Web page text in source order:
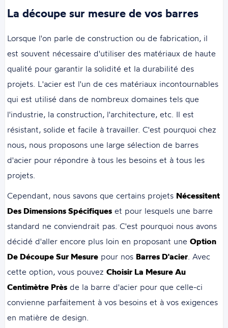
La découpe sur mesure de vos barres
Lorsque l'on parle de construction ou de fabrication, il
est souvent nécessaire d'utiliser des matériaux de haute
qualité pour garantir la solidité et la durabilité des
projets. L'acier est l'un de ces matériaux incontournables
qui est utilisé dans de nombreux domaines tels que
l'industrie, la construction, l'architecture, etc. Il est
résistant, solide et facile à travailler. C'est pourquoi chez
nous, nous proposons une large sélection de barres
d'acier pour répondre à tous les besoins et à tous les
projets.
Cependant, nous savons que certains projets Nécessitent
Des Dimensions Spécifiques et pour lesquels une barre
standard ne conviendrait pas. C'est pourquoi nous avons
décidé d'aller encore plus loin en proposant uneOption
De Découpe Sur Mesure pour nos Barres D'acier . Avec
cette option, vous pouvezChoisir La Mesure Au
Centimètre Près de la barre d'acier pour que celle-ci
convienne parfaitement à vos besoins et à vos exigences
en matière de design.